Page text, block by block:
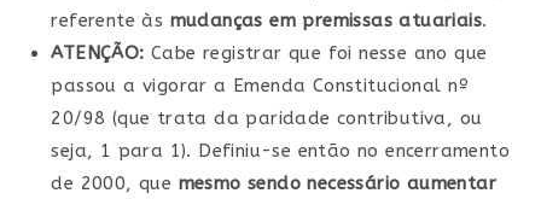
referente às mudanças em premissas atuariais.
ATENÇÃO: Cabe registrar que foi nesse ano que
passou a vigorar a Emenda Constitucional nº
20/98 (que trata da paridade contributiva, ou
seja, 1 para 1). Definiu-se então no encerramento
de 2000, que mesmo sendo necessário aumentar